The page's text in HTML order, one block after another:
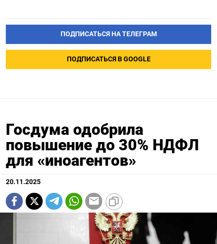
ПОДПИСАТЬСЯ НА ТЕЛЕГРАМ
ПОДПИСАТЬСЯ В GOOGLE
Госдума одобрила
повышение до 30% НДФЛ
для «иноагентов»
20.11.2025